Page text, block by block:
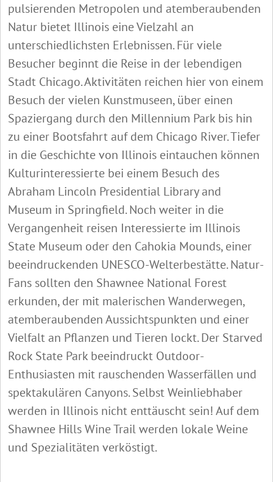
pulsierenden Metropolen und atemberaubenden
Natur bietet Illinois eine Vielzahl an
unterschiedlichsten Erlebnissen. Für viele
Besucher beginnt die Reise in der lebendigen
Stadt Chicago. Aktivitäten reichen hier von einem
Besuch der vielen Kunstmuseen, über einen
Spaziergang durch den Millennium Park bis hin
zu einer Bootsfahrt auf dem Chicago River. Tiefer
in die Geschichte von Illinois eintauchen können
Kulturinteressierte bei einem Besuch des
Abraham Lincoln Presidential Library and
Museum in Springfield. Noch weiter in die
Vergangenheit reisen Interessierte im Illinois
State Museum oder den Cahokia Mounds, einer
beeindruckenden UNESCO-Welterbestätte. Natur-
Fans sollten den Shawnee National Forest
erkunden, der mit malerischen Wanderwegen,
atemberaubenden Aussichtspunkten und einer
Vielfalt an Pflanzen und Tieren lockt. Der Starved
Rock State Park beeindruckt Outdoor-
Enthusiasten mit rauschenden Wasserfällen und
spektakulären Canyons. Selbst Weinliebhaber
werden in Illinois nicht enttäuscht sein! Auf dem
Shawnee Hills Wine Trail werden lokale Weine
und Spezialitäten verköstigt.